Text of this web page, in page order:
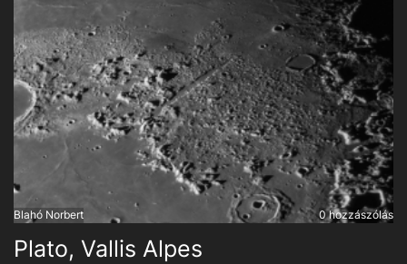
Blahó Norbert 0 hozzászólás
Plato, Vallis Alpes